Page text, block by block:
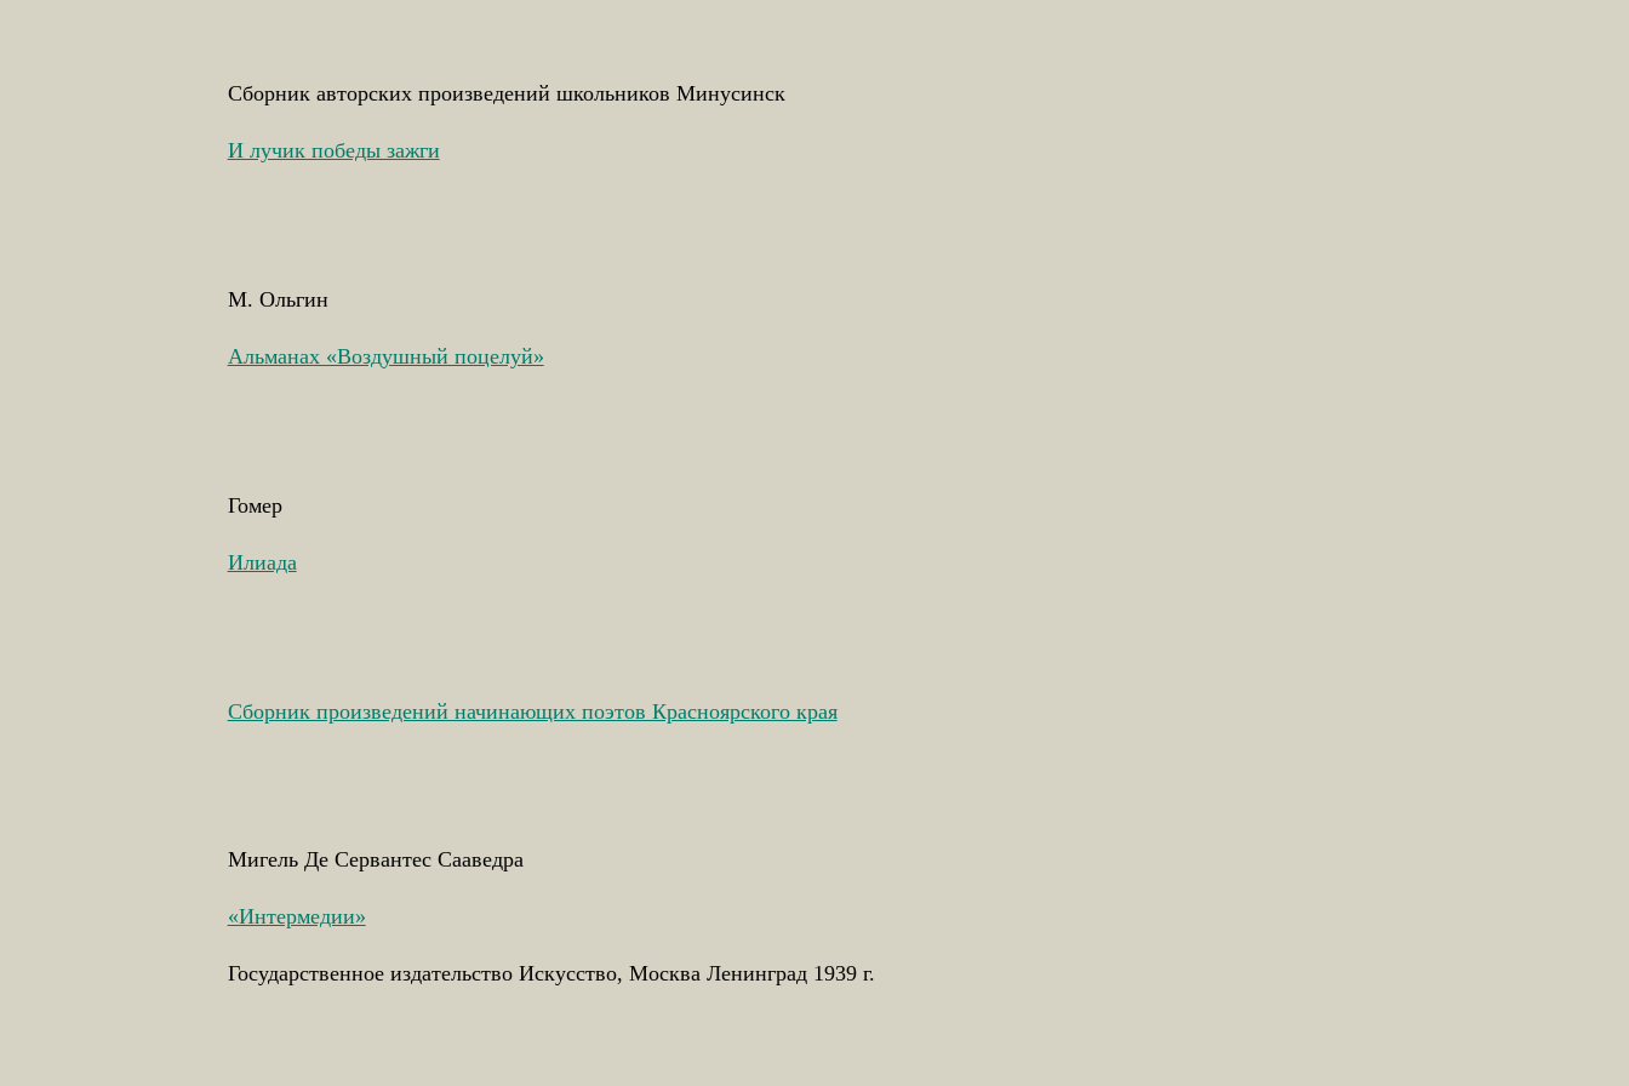
Сборник авторских произведений школьников Минусинск
И лучик победы зажги
М. Ольгин
Альманах «Воздушный поцелуй»
Гомер
Илиада
Сборник произведений начинающих поэтов Красноярского края
Мигель Де Сервантес Сааведра
«Интермедии»
Государственное издательство Искусство, Москва Ленинград 1939 г.